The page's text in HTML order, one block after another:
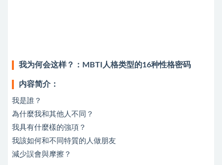
我为何会这样？：MBTI人格类型的16种性格密码
内容简介：
我是誰？
為什麼我和其他人不同？
我具有什麼樣的強項？
我該如何和不同特質的人做朋友
減少誤會與摩擦？